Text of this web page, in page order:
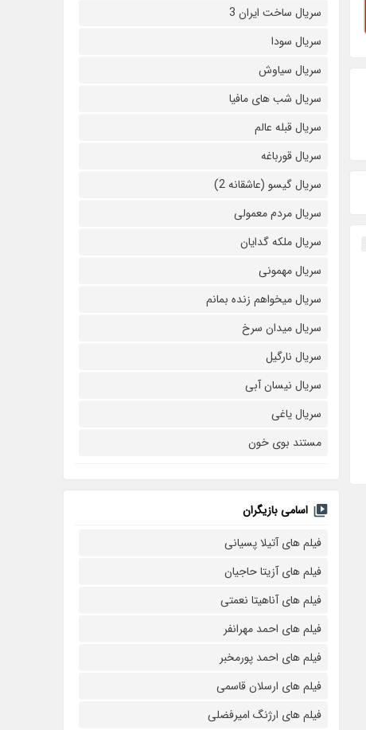
سریال ساخت ایران 3
سریال سودا
سریال سیاوش
سریال شب های مافیا
سریال قبله عالم
سریال قورباغه
سریال گیسو (عاشقانه 2)
سریال مردم معمولی
سریال ملکه گدایان
سریال مهمونی
سریال میخواهم زنده بمانم
سریال میدان سرخ
سریال نارگیل
سریال نیسان آبی
سریال یاغی
مستند بوی خون
اسامی بازیگران
فیلم های آتیلا پسیانی
فیلم های آزیتا حاجیان
فیلم های آناهیتا نعمتی
فیلم های احمد مهرانفر
فیلم های احمد پورمخبر
فیلم های ارسلان قاسمی
فیلم های ارژنگ امیرفضلی